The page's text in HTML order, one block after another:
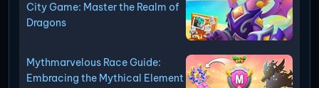
City Game: Master the Realm of
Dragons
Mythmarvelous Race Guide:
Embracing the Mythical Element